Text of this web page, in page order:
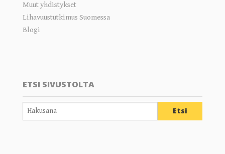
Muut yhdistykset
Lihavuustutkimus Suomessa
Blogi
ETSI SIVUSTOLTA